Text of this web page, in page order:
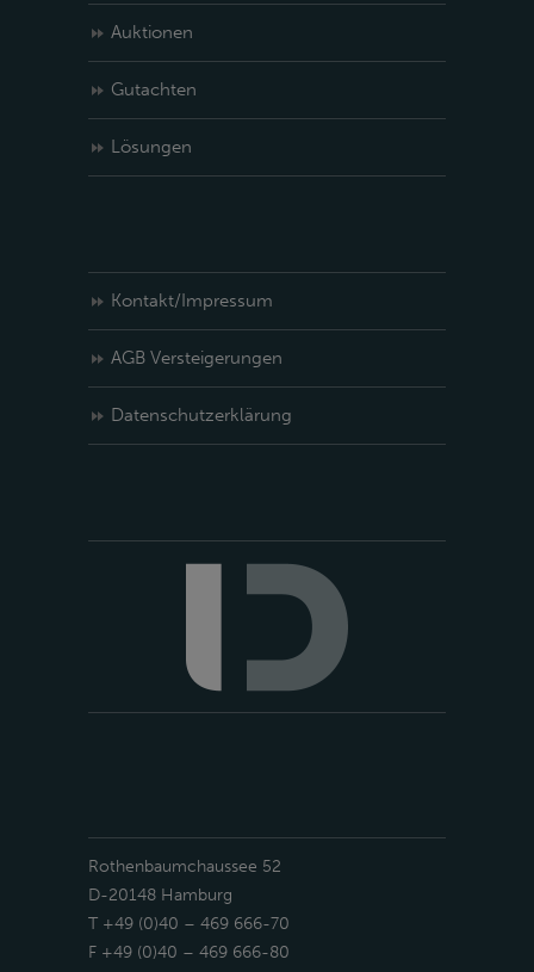
Auktionen
Gutachten
Lösungen
Kontakt/Impressum
AGB Versteigerungen
Datenschutzerklärung
Rothenbaumchaussee 52
D-20148 Hamburg
T +49 (0)40 – 469 666-70
F +49 (0)40 – 469 666-80